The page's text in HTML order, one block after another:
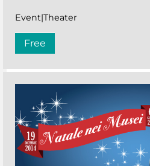
Event|Theater
Free